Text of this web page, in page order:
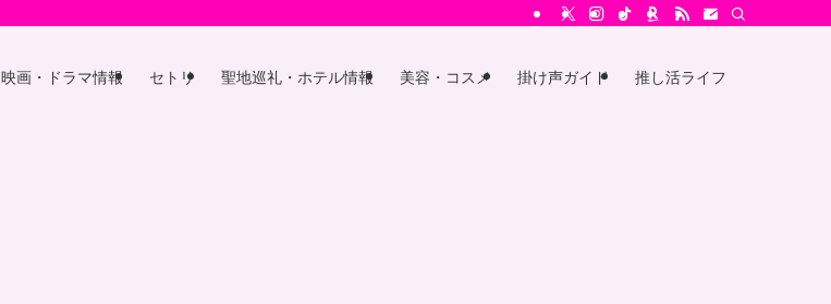
映画・ドラマ情報 セトリ 聖地巡礼・ホテル情報 美容・コスメ 掛け声ガイド 推し活ライフ